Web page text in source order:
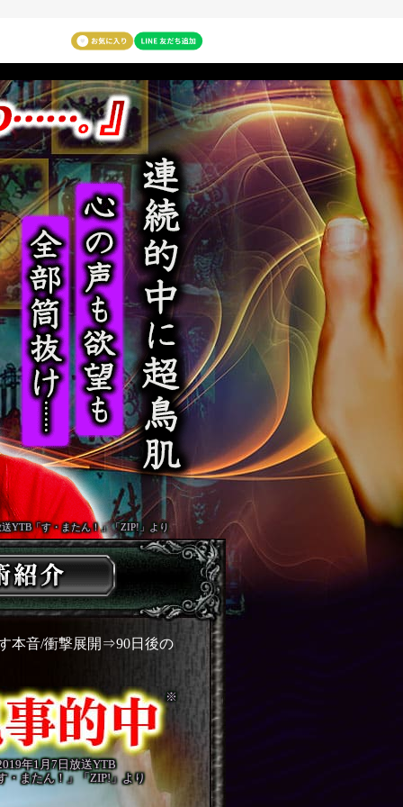
YTB「す・またん！」「ZIP!」より
本音/衝撃展開⇒90日後の
※
年1月7日放送YTB
・またん！」「ZIP!」より